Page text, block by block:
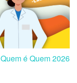
Quem é Quem 2026